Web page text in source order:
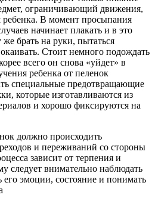
ограничивающий движения,
ребенка. В момент просыпания
начинает плакать и в это
же брать на руки, пытаться
Стоит немного подождать
всего он снова «уйдет» в
ребенка от пеленок
специальные предотвращающие
которые изготавливаются из
и хорошо фиксируются на
должно происходить
и переживаний со стороны
зависит от терпения и
следует внимательно наблюдать
эмоции, состояние и понимать